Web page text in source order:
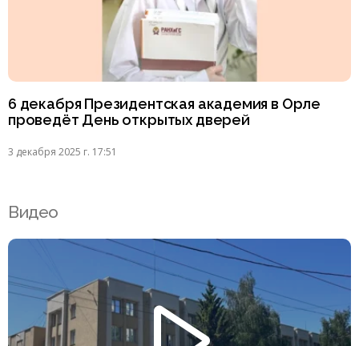
6 декабря Президентская академия в Орле
проведёт День открытых дверей
3 декабря 2025 г. 17:51
Видео